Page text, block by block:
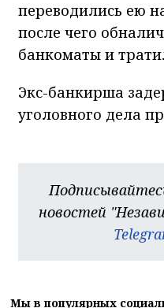
переводились ею
после чего
банкоматы и
Экс-банкирша
уголовного дела
новостей
Мы в популярных